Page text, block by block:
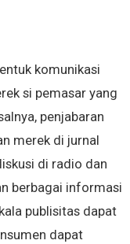
komunikasi
si pemasar yang
penjabaran
merek di jurnal
di radio dan
berbagai informasi
publisitas dapat
dapat